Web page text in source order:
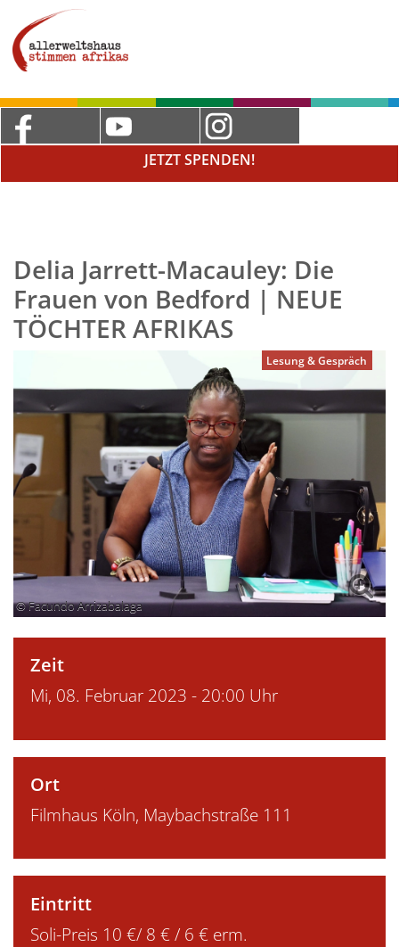
JETZT SPENDEN!
Delia Jarrett-Macauley: Die
Frauen von Bedford | NEUE
TÖCHTER AFRIKAS
© Facundo Arrizabalaga
Lesung & Gespräch
Zeit
Mi, 08. Februar 2023 - 20:00 Uhr
Ort
Filmhaus Köln, Maybachstraße 111
Eintritt
Soli-Preis 10 €/ 8 € / 6 € erm.